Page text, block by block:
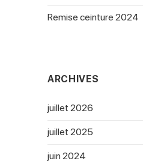
Remise ceinture 2024
ARCHIVES
juillet 2026
juillet 2025
juin 2024